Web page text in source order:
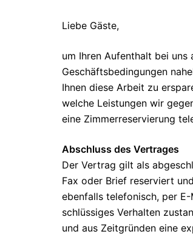
Liebe Gäste,
um Ihren Aufenthalt bei
Geschäftsbedingungen
Ihnen diese Arbeit zu
welche Leistungen wir
eine Zimmerreservierung
Abschluss des Vertrages
Der Vertrag gilt als
Fax oder Brief reserviert
ebenfalls telefonisch, per
schlüssiges Verhalten
und aus Zeitgründen eine